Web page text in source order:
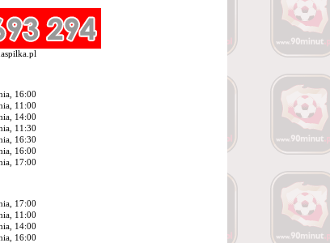
16:00
11:00
14:00
11:30
16:30
16:00
17:00
17:00
11:00
14:00
16:00